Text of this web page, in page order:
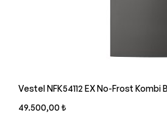
Vestel NFK54112 EX No-Frost Kombi
49.500,00 ₺